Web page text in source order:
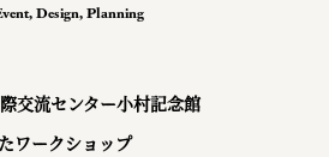
,Design,Planning
交流センター小村記念館
ワークショップ